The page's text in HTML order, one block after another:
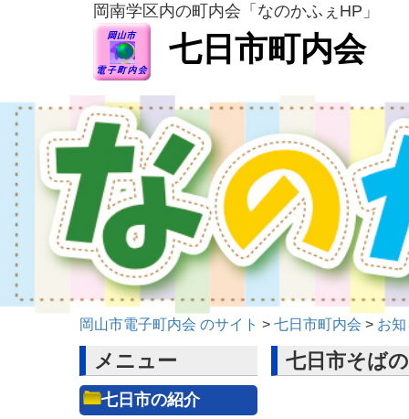
岡南学区内の町内会「なのかふぇHP」
七日市町内会
岡山市電子町内会 のサイト > 七日市町内会 > お
メニュー
七日市の紹介
七日市そば